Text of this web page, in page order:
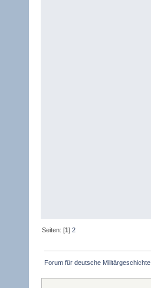
Seiten: [1]2
Forum für deutsche Militärgeschichte